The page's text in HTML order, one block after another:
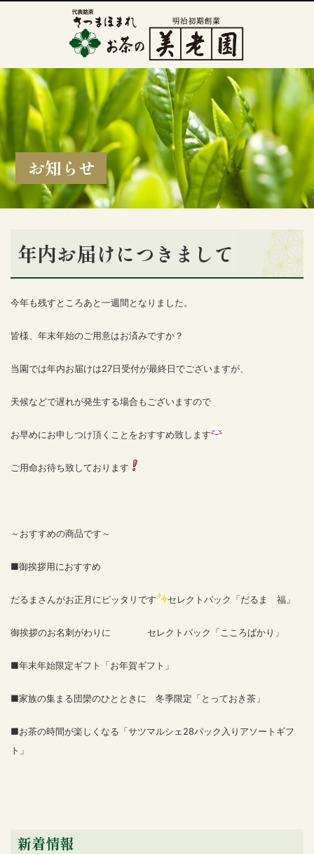
お知らせ
年内お届けにつきまして
今年も残すところあと一週間となりました。
皆様、年末年始のご用意はお済みですか？
当園では年内お届けは27日受付が最終日でございますが、
天候などで遅れが発生する場合もございますので
お早めにお申しつけ頂くことをおすすめ致します
ご用命お待ち致しております
～おすすめの商品です～
■御挨拶用におすすめ
だるまさんがお正月にピッタリです セレクトパック「だるま 福」
御挨拶のお名刺がわりに セレクトパック「こころばかり」
■年末年始限定ギフト「お年賀ギフト」
■家族の集まる団欒のひとときに 冬季限定「とっておき茶」
■お茶の時間が楽しくなる「サツマルシェ28パック入りアソートギフ
ト」
新着情報